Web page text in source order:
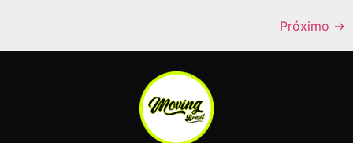
Próximo →